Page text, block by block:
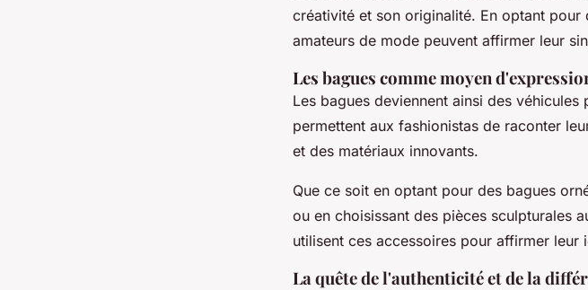
créativité et son originalité. En optant
amateurs de mode peuvent affirmer leur
Les bagues comme moyen
Les bagues deviennent ainsi des
permettent aux fashionistas de raconter
et des matériaux innovants.
Que ce soit en optant pour des bagues
ou en choisissant des pièces sculpturales
utilisent ces accessoires pour affirmer leur
La quête de l'authenticité et de la